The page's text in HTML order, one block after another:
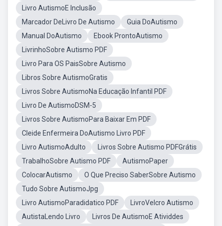
Livro AutismoE Inclusão
Marcador DeLivro De Autismo
Guia DoAutismo
Manual DoAutismo
Ebook ProntoAutismo
LivrinhoSobre Autismo PDF
Livro Para OS PaisSobre Autismo
Libros Sobre AutismoGratis
Livros Sobre AutismoNa Educação Infantil PDF
Livro De AutismoDSM-5
Livros Sobre AutismoPara Baixar Em PDF
Cleide Enfermeira DoAutismo Livro PDF
Livro AutismoAdulto
Livros Sobre Autismo PDFGrátis
TrabalhoSobre Autismo PDF
AutismoPaper
ColocarAutismo
O Que Preciso SaberSobre Autismo
Tudo Sobre AutismoJpg
Livro AutismoParadidatico PDF
LivroVelcro Autismo
AutistaLendo Livro
Livros De AutismoE Atividdes